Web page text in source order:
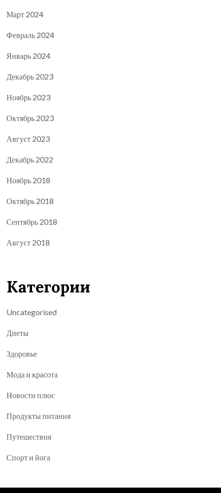
Март 2024
Февраль 2024
Январь 2024
Декабрь 2023
Ноябрь 2023
Октябрь 2023
Август 2023
Декабрь 2022
Ноябрь 2018
Октябрь 2018
Сентябрь 2018
Август 2018
Категории
Uncategorised
Диеты
Здоровье
Мода и красота
Новости плюс
Продукты питания
Путешествия
Спорт и йога